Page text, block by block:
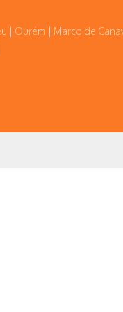
| Ourém | Marco de